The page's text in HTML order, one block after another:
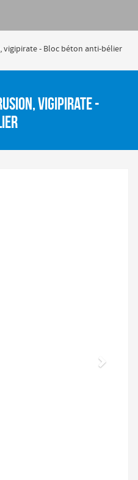
- Bloc béton anti-bélier
vigipirate -